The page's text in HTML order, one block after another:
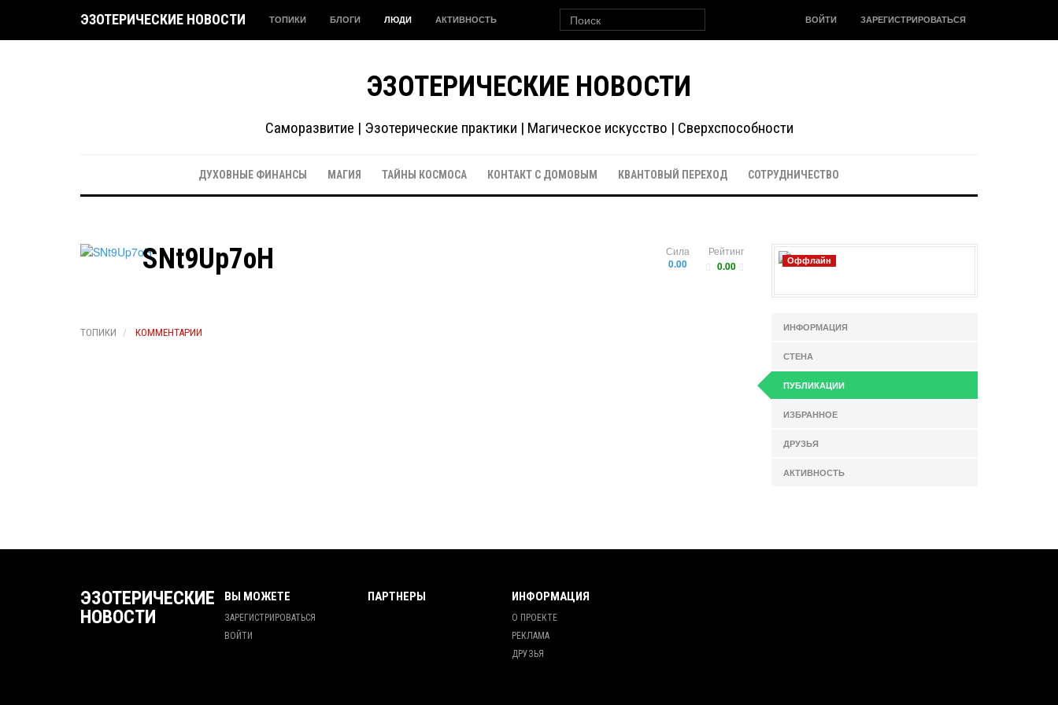
ЭЗОТЕРИЧЕСКИЕ НОВОСТИ ТОПИКИ БЛОГИ ЛЮДИ АКТИВНОСТЬ ВОЙТИ ЗАРЕГИСТРИРОВАТЬСЯ
ЭЗОТЕРИЧЕСКИЕ НОВОСТИ
Саморазвитие | Эзотерические практики | Магическое искусство | Сверхспособности
ДУХОВНЫЕ ФИНАНСЫ МАГИЯ ТАЙНЫ КОСМОСА КОНТАКТ С ДОМОВЫМ КВАНТОВЫЙ ПЕРЕХОД СОТРУДНИЧЕСТВО
Рейтинг
0.00
Сила
0.00
SNt9Up7oH
ТОПИКИ КОММЕНТАРИИ
Оффлайн
ИНФОРМАЦИЯ
СТЕНА
ПУБЛИКАЦИИ
ИЗБРАННОЕ
ДРУЗЬЯ
АКТИВНОСТЬ
ЭЗОТЕРИЧЕСКИЕ
НОВОСТИ
ВЫ МОЖЕТЕ
ЗАРЕГИСТРИРОВАТЬСЯ
ВОЙТИ
ПАРТНЕРЫ ИНФОРМАЦИЯ
О ПРОЕКТЕ
РЕКЛАМА
ДРУЗЬЯ